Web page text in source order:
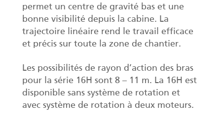
permet un centre de gravité bas et une
bonne visibilité depuis la cabine. La
trajectoire linéaire rend le travail efficace
et précis sur toute la zone de chantier.
Les possibilités de rayon d’action des bras
pour la série 16H sont 8 – 11 m. La 16H est
disponible sans système de rotation et
avec système de rotation à deux moteurs.